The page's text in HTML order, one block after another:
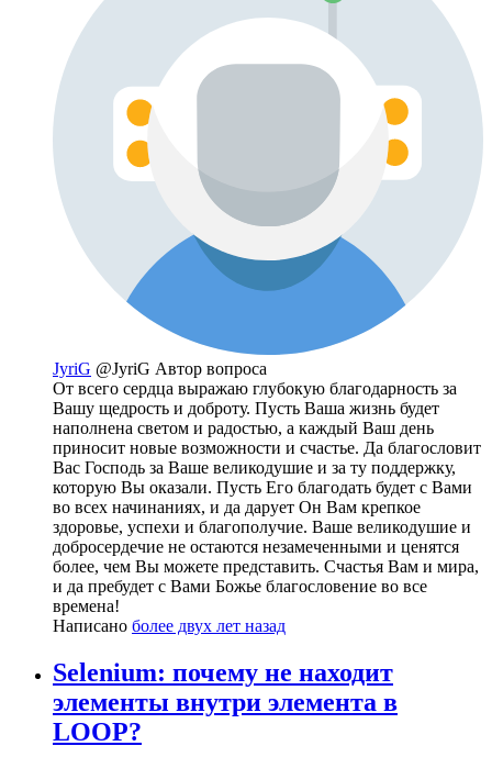
JyriG @JyriG Автор вопроса
От всего сердца выражаю глубокую благодарность за
Вашу щедрость и доброту. Пусть Ваша жизнь будет
наполнена светом и радостью, а каждый Ваш день
приносит новые возможности и счастье. Да благословит
Вас Господь за Ваше великодушие и за ту поддержку,
которую Вы оказали. Пусть Его благодать будет с Вами
во всех начинаниях, и да дарует Он Вам крепкое
здоровье, успехи и благополучие. Ваше великодушие и
добросердечие не остаются незамеченными и ценятся
более, чем Вы можете представить. Счастья Вам и мира,
и да пребудет с Вами Божье благословение во все
времена!
Написано более двух лет назад
Selenium: почему не находит
элементы внутри элемента в
LOOP?